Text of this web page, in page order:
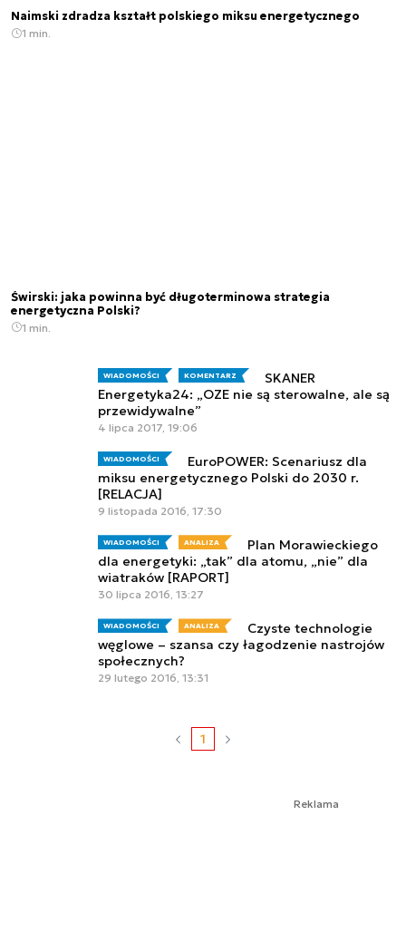
Naimski zdradza kształt polskiego miksu energetycznego
1 min.
Świrski: jaka powinna być długoterminowa strategia
energetyczna Polski?
1 min.
WIADOMOŚCI KOMENTARZ
SKANER
Energetyka24: „OZE nie są sterowalne, ale są
przewidywalne”
4 lipca 2017, 19:06
WIADOMOŚCI
EuroPOWER: Scenariusz dla
miksu energetycznego Polski do 2030 r.
[RELACJA]
9 listopada 2016, 17:30
WIADOMOŚCI ANALIZA
Plan Morawieckiego
dla energetyki: „tak” dla atomu, „nie” dla
wiatraków [RAPORT]
30 lipca 2016, 13:27
WIADOMOŚCI ANALIZA
Czyste technologie
węglowe – szansa czy łagodzenie nastrojów
społecznych?
29 lutego 2016, 13:31
1
Reklama